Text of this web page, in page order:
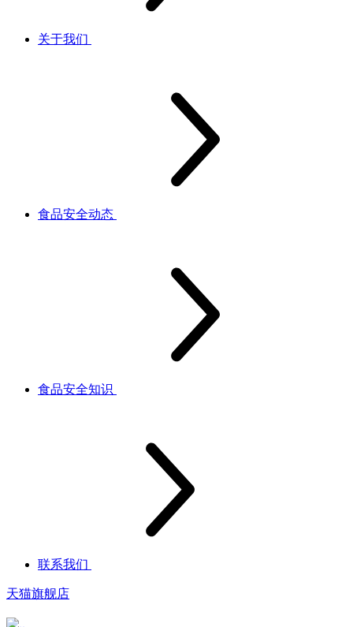
关于我们
食品安全动态
食品安全知识
联系我们
天猫旗舰店